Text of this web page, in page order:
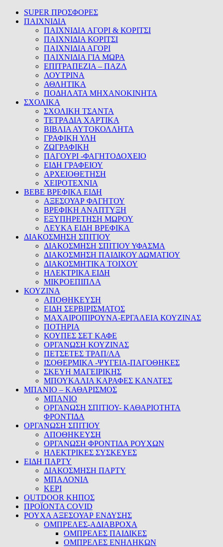
SUPER ΠΡΟΣΦΟΡΕΣ
ΠΑΙΧΝΙΔΙΑ
ΠΑΙΧΝΙΔΙΑ ΑΓΟΡΙ & ΚΟΡΙΤΣΙ
ΠΑΙΧΝΙΔΙΑ ΚΟΡΙΤΣΙ
ΠΑΙΧΝΙΔΙΑ ΑΓΟΡΙ
ΠΑΙΧΝΙΔΙΑ ΓΙΑ ΜΩΡΑ
ΕΠΙΤΡΑΠΕΖΙΑ – ΠΑΖΛ
ΛΟΥΤΡΙΝΑ
ΑΘΛΗΤΙΚΑ
ΠΟΔΗΛΑΤΑ ΜΗΧΑΝΟΚΙΝΗΤΑ
ΣΧΟΛΙΚΑ
ΣΧΟΛΙΚΗ ΤΣΑΝΤΑ
ΤΕΤΡΑΔΙΑ ΧΑΡΤΙΚΑ
ΒΙΒΛΙΑ ΑΥΤΟΚΟΛΛΗΤΑ
ΓΡΑΦΙΚΗ ΥΛΗ
ΖΩΓΡΑΦΙΚΗ
ΠΑΓΟΥΡΙ -ΦΑΓΗΤΟΔΟΧΕΙΟ
ΕΙΔΗ ΓΡΑΦΕΙΟΥ
ΑΡΧΕΙΟΘΕΤΗΣΗ
ΧΕΙΡΟΤΕΧΝΙΑ
BEBE ΒΡΕΦΙΚΑ ΕΙΔΗ
ΑΞΕΣΟΥΑΡ ΦΑΓΗΤΟΥ
ΒΡΕΦΙΚΗ ΑΝΑΠΤΥΞΗ
ΕΞΥΠΗΡΕΤΗΣΗ ΜΩΡΟΥ
ΛΕΥΚΑ ΕΙΔΗ ΒΡΕΦΙΚΑ
ΔΙΑΚΟΣΜΗΣΗ ΣΠΙΤΙΟΥ
ΔΙΑΚΟΣΜΗΣΗ ΣΠΙΤΙΟΥ ΥΦΑΣΜΑ
ΔΙΑΚΟΣΜΗΣΗ ΠΑΙΔΙΚΟΥ ΔΩΜΑΤΙΟΥ
ΔΙΑΚΟΣΜΗΤΙΚΑ ΤΟΙΧΟΥ
ΗΛΕΚΤΡΙΚΑ ΕΙΔΗ
ΜΙΚΡΟΕΠΙΠΛΑ
ΚΟΥΖΙΝΑ
ΑΠΟΘΗΚΕΥΣΗ
ΕΙΔΗ ΣΕΡΒΙΡΙΣΜΑΤΟΣ
ΜΑΧΑΙΡΟΠΙΡΟΥΝΑ-ΕΡΓΑΛΕΙΑ ΚΟΥΖΙΝΑΣ
ΠΟΤΗΡΙΑ
ΚΟΥΠΕΣ ΣΕΤ ΚΑΦΕ
ΟΡΓΑΝΩΣΗ ΚΟΥΖΙΝΑΣ
ΠΕΤΣΕΤΕΣ ΤΡΑΠ/ΛΑ
ΙΣΟΘΕΡΜΙΚΑ -ΨΥΓΕΙΑ-ΠΑΓΟΘΗΚΕΣ
ΣΚΕΥΗ ΜΑΓΕΙΡΙΚΗΣ
ΜΠΟΥΚΑΛΙΑ ΚΑΡΑΦΕΣ ΚΑΝΑΤΕΣ
ΜΠΑΝΙΟ – ΚΑΘΑΡΙΣΜΟΣ
ΜΠΑΝΙΟ
ΟΡΓΑΝΩΣΗ ΣΠΙΤΙΟΥ- ΚΑΘΑΡΙΟΤΗΤΑ
ΦΡΟΝΤΙΔΑ
ΟΡΓΑΝΩΣΗ ΣΠΙΤΙΟΥ
ΑΠΟΘΗΚΕΥΣΗ
ΟΡΓΑΝΩΣΗ ΦΡΟΝΤΙΔΑ ΡΟΥΧΩΝ
ΗΛΕΚΤΡΙΚΕΣ ΣΥΣΚΕΥΕΣ
ΕΙΔΗ ΠΑΡΤΥ
ΔΙΑΚΟΣΜΗΣΗ ΠΑΡΤΥ
ΜΠΑΛΟΝΙΑ
ΚΕΡΙ
OUTDOOR ΚΗΠΟΣ
ΠΡΟΪΟΝΤΑ COVID
ΡΟΥΧΑ ΑΞΕΣΟΥΑΡ ΕΝΔΥΣΗΣ
ΟΜΠΡΕΛΕΣ-ΑΔΙΑΒΡΟΧΑ
ΟΜΠΡΕΛΕΣ ΠΑΙΔΙΚΕΣ
ΟΜΠΡΕΛΕΣ ΕΝΗΛΗΚΩΝ